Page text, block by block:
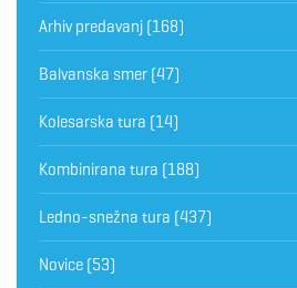
Arhiv predavanj (168)
Balvanska smer (47)
Kolesarska tura (14)
Kombinirana tura (188)
Ledno-snežna tura (437)
Novice (53)